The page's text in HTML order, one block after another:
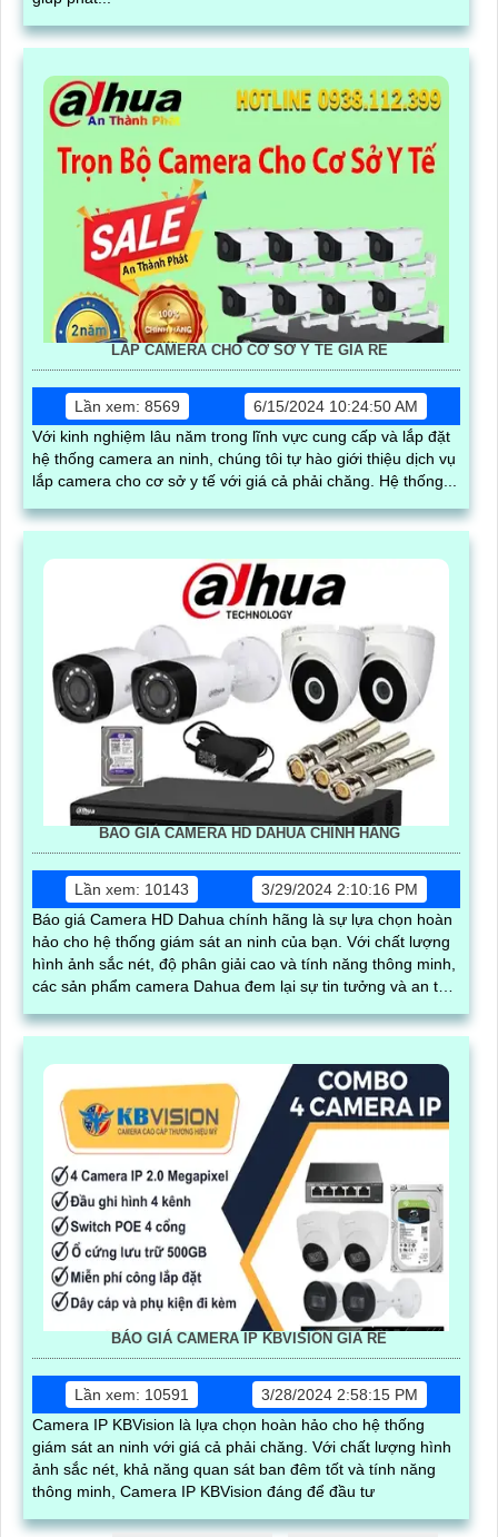
LẮP CAMERA CHO CƠ SỞ Y TẾ GIÁ RẺ
Lần xem: 8569
6/15/2024 10:24:50 AM
Với kinh nghiệm lâu năm trong lĩnh vực cung cấp và lắp đặt
hệ thống camera an ninh, chúng tôi tự hào giới thiệu dịch vụ
lắp camera cho cơ sở y tế với giá cả phải chăng. Hệ thống...
BÁO GIÁ CAMERA HD DAHUA CHÍNH HÃNG
Lần xem: 10143
3/29/2024 2:10:16 PM
Báo giá Camera HD Dahua chính hãng là sự lựa chọn hoàn
hảo cho hệ thống giám sát an ninh của bạn. Với chất lượng
hình ảnh sắc nét, độ phân giải cao và tính năng thông minh,
các sản phẩm camera Dahua đem lại sự tin tưởng và an tâm
BÁO GIÁ CAMERA IP KBVISION GIÁ RÈ
Lần xem: 10591
3/28/2024 2:58:15 PM
Camera IP KBVision là lựa chọn hoàn hảo cho hệ thống
giám sát an ninh với giá cả phải chăng. Với chất lượng hình
ảnh sắc nét, khả năng quan sát ban đêm tốt và tính năng
thông minh, Camera IP KBVision đáng để đầu tư